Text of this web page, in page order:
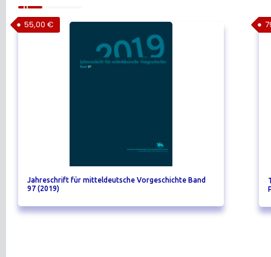
Jahreschrift für mitteldeutsche Vorgeschichte Band
97 (2019)
55,00 €